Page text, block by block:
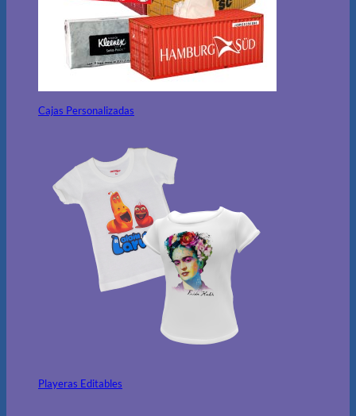
Cajas Personalizadas
Playeras Editables